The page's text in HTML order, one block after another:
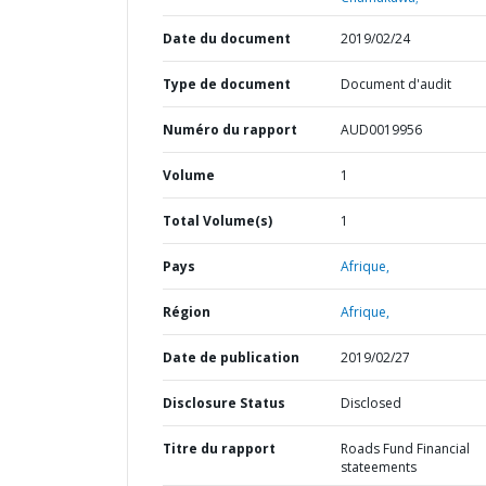
Date du document 2019/02/24
Type de document Document d'audit
Numéro du rapport AUD0019956
Volume 1
Total Volume(s) 1
Pays Afrique,
Région Afrique,
Date de publication 2019/02/27
Disclosure Status Disclosed
Titre du rapport
Roads Fund Financial
stateements